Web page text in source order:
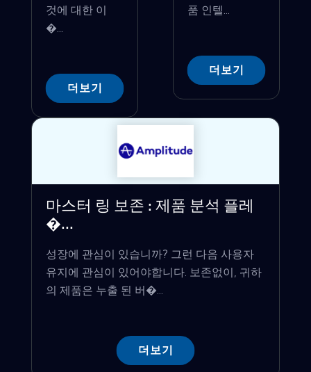
것에 대한 이
�...
더보기
품 인텔...
더보기
마스터 링 보존 : 제품 분석 플레
�...
성장에 관심이 있습니까? 그런 다음 사용자
유지에 관심이 있어야합니다. 보존없이, 귀하
의 제품은 누출 된 버�...
더보기